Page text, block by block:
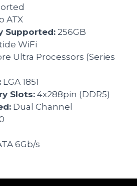
ATX
Supported: 256GB
WiFi
Ultra Processors (Series
LGA 1851
Slots: 4x288pin (DDR5)
Dual Channel
6Gb/s